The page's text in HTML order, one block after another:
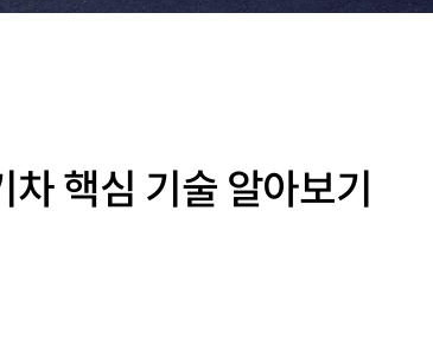
핵심 기술 알아보기